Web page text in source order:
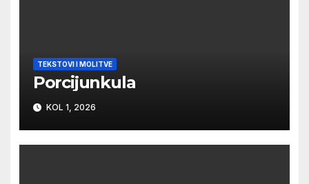
TEKSTOVI I MOLITVE
Porcijunkula
KOL 1, 2026